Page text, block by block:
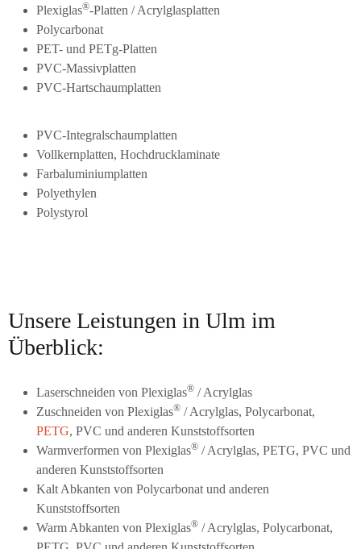
Plexiglas®-Platten / Acrylglasplatten
Polycarbonat
PET- und PETg-Platten
PVC-Massivplatten
PVC-Hartschaumplatten
PVC-Integralschaumplatten
Vollkernplatten, Hochdrucklaminate
Farbaluminiumplatten
Polyethylen
Polystyrol
Unsere Leistungen in Ulm im
Überblick:
Laserschneiden von Plexiglas® / Acrylglas
Zuschneiden von Plexiglas® / Acrylglas, Polycarbonat,
PETG, PVC und anderen Kunststoffsorten
Warmverformen von Plexiglas® / Acrylglas, PETG, PVC und
anderen Kunststoffsorten
Kalt Abkanten von Polycarbonat und anderen
Kunststoffsorten
Warm Abkanten von Plexiglas® / Acrylglas, Polycarbonat,